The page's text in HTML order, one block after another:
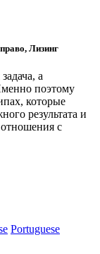
Лизинг
а
поэтому
которые
результата и
с
Portuguese